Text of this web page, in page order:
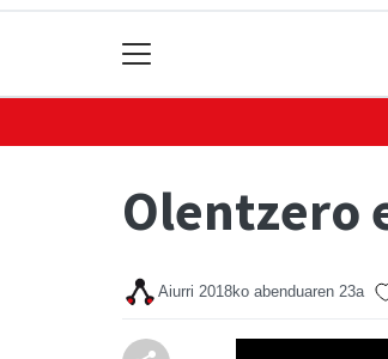
Olentzero
Aiurri 2018ko abenduaren 23a